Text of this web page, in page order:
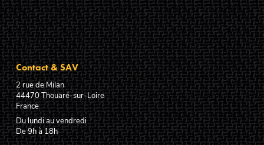
Contact & SAV
2 rue de Milan
44470Thouaré-sur-Loire
France
Du lundi au vendredi
De 9h à 18h